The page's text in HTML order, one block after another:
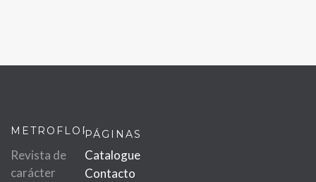
METROFLOR
Revista de
carácter
PÁGINAS
Catalogue
Contacto